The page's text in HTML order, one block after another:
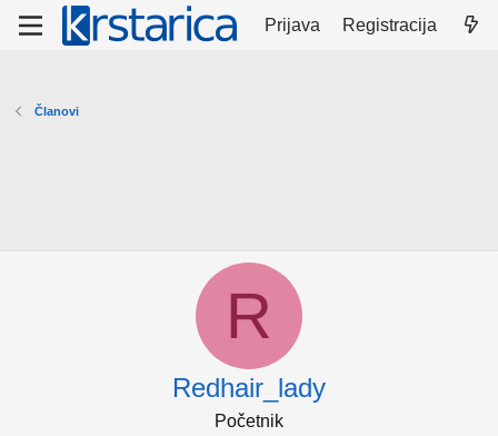
Prijava Registracija
Članovi
R
Redhair_lady
Početnik